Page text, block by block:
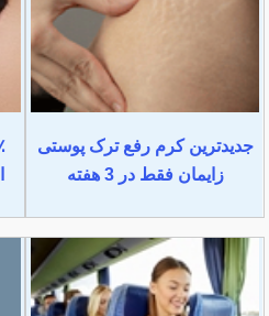
جدیدترین کرم رفع ترک پوستی
زایمان فقط در 3 هفته